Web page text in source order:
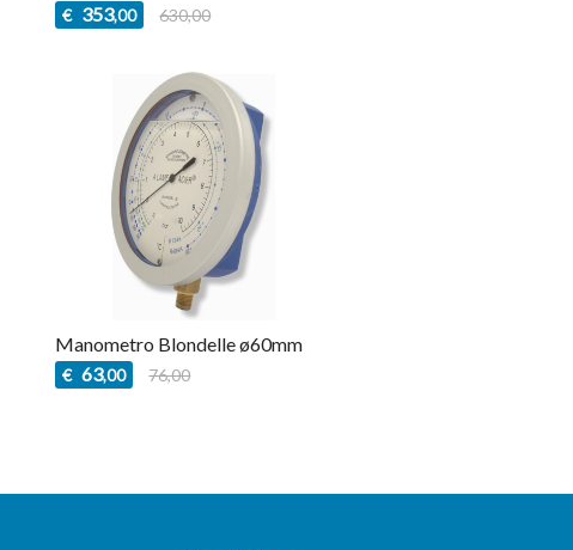
€ 353,00 630,00
Manometro Blondelle ø60mm
€ 63,00 76,00